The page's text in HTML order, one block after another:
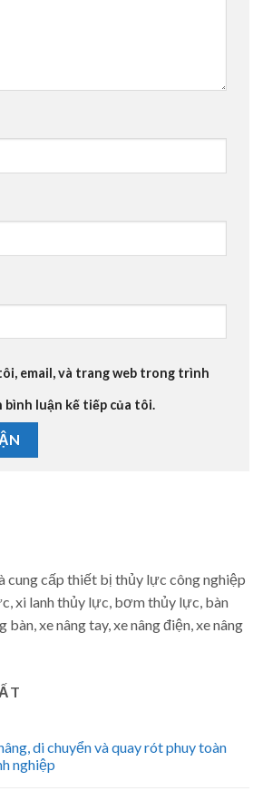
email, và trang web trong trình
bình luận kế tiếp của tôi.
cung cấp thiết bị thủy lực công nghiệp
xi lanh thủy lực, bơm thủy lực, bàn
bàn, xe nâng tay, xe nâng điện, xe nâng
di chuyển và quay rót phuy toàn
nghiệp